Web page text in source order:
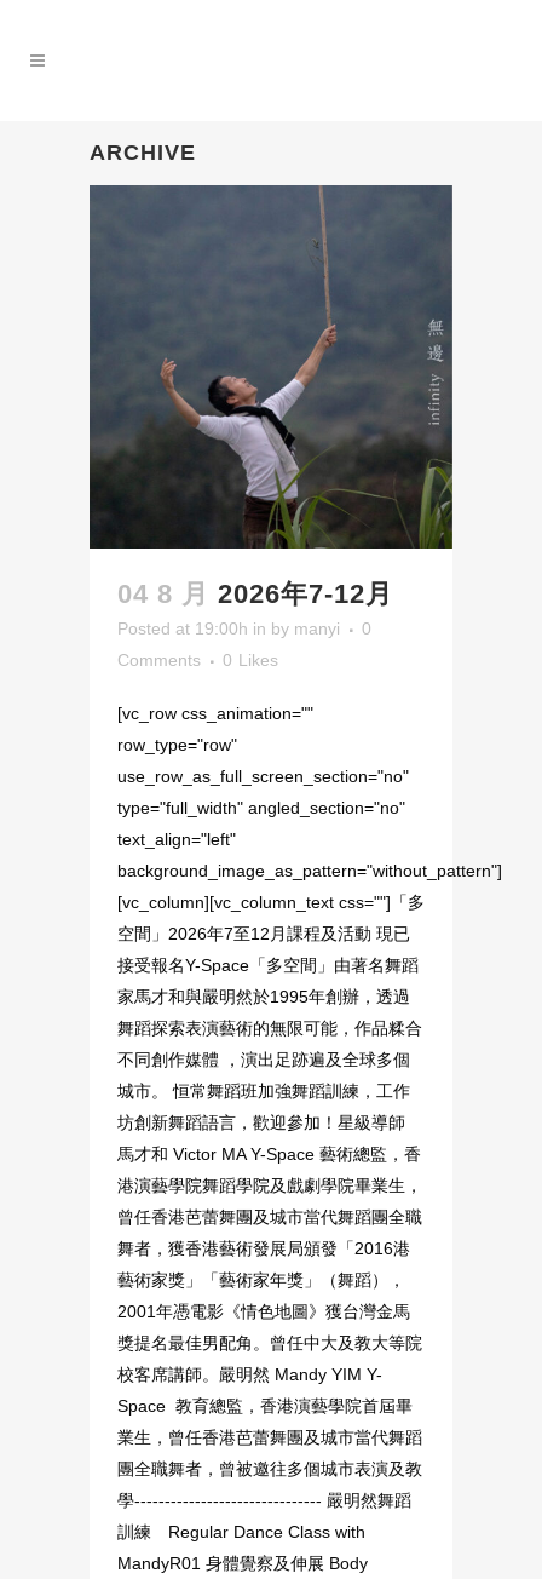
ARCHIVE
04 8 月 2026年7-12月
Posted at 19:00h in by manyi
0
Comments
0 Likes
[vc_row css_animation=""
row_type="row"
use_row_as_full_screen_section="no"
type="full_width" angled_section="no"
text_align="left"
background_image_as_pattern="without_pattern"]
[vc_column][vc_column_text css=""]「多
空間」2026年7至12月課程及活動 現已
接受報名Y-Space「多空間」由著名舞蹈
家馬才和與嚴明然於1995年創辦，透過
舞蹈探索表演藝術的無限可能，作品糅合
不同創作媒體 ，演出足跡遍及全球多個
城市。 恒常舞蹈班加強舞蹈訓練，工作
坊創新舞蹈語言，歡迎參加！星級導師
馬才和 Victor MA Y-Space 藝術總監，香
港演藝學院舞蹈學院及戲劇學院畢業生，
曾任香港芭蕾舞團及城市當代舞蹈團全職
舞者，獲香港藝術發展局頒發「2016港
藝術家獎」「藝術家年獎」（舞蹈），
2001年憑電影《情色地圖》獲台灣金馬
獎提名最佳男配角。曾任中大及教大等院
校客席講師。嚴明然 Mandy YIM Y-
Space 教育總監，香港演藝學院首屆畢
業生，曾任香港芭蕾舞團及城市當代舞蹈
團全職舞者，曾被邀往多個城市表演及教
學------------------------------- 嚴明然舞蹈
訓練 Regular Dance Class with
MandyR01 身體覺察及伸展 Body